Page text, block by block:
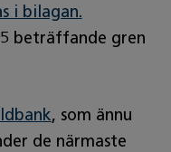
i bilagan.
beträffande gren
, som ännu
de närmaste